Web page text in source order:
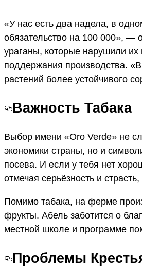
«У нас есть два надела, в
обязательство на 100 000», —
ураганы, которые нарушили
поддержания производства.
растений более устойчивого
Важность Табака
Выбор имени «Oro Verde» не
экономики страны, но и
посева. И если у тебя нет
отмечая серьёзность и
Помимо табака, на ферме
фрукты. Абель заботится о
местной школе и программе
Проблемы